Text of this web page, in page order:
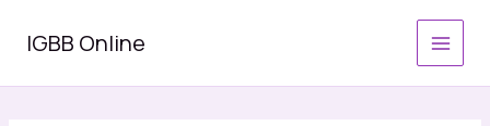
InhaltIGBB Online